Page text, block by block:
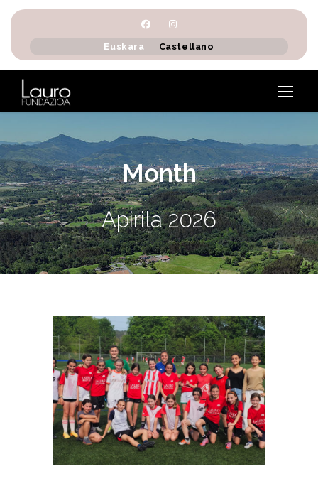
Euskara Castellano
Month
Apirila 2026